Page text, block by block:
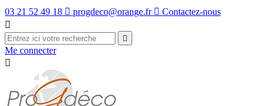
03 21 52 49 18  progdeco@orange.fr  Contactez-nous


Me connecter
